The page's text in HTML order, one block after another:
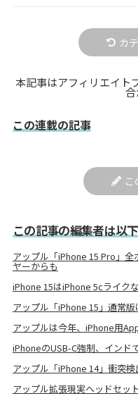
カ
本記事はアフィリエイト
この連載の記事
こ
この記事の編集者は以
アップル「iPhone 15 Pro」
ヤーからも
iPhone 15はiPhone 5cライク
アップル「iPhone 15」通常版
アップルは今年、iPhone用
iPhoneのUSB-C強制、インド
アップル「iPhone 14」衝突
アップル拡張現実ヘッドセッ